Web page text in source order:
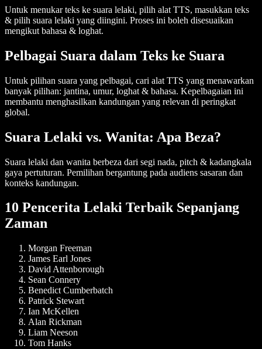
Untuk menukar teks ke suara lelaki, pilih alat TTS, masukkan teks
& pilih suara lelaki yang diingini. Proses ini boleh disesuaikan
mengikut bahasa & loghat.
Pelbagai Suara dalam Teks ke Suara
Untuk pilihan suara yang pelbagai, cari alat TTS yang menawarkan
banyak pilihan: jantina, umur, loghat & bahasa. Kepelbagaian ini
membantu menghasilkan kandungan yang relevan di peringkat
global.
Suara Lelaki vs. Wanita: Apa Beza?
Suara lelaki dan wanita berbeza dari segi nada, pitch & kadangkala
gaya pertuturan. Pemilihan bergantung pada audiens sasaran dan
konteks kandungan.
10 Pencerita Lelaki Terbaik Sepanjang
Zaman
Morgan Freeman
James Earl Jones
David Attenborough
Sean Connery
Benedict Cumberbatch
Patrick Stewart
Ian McKellen
Alan Rickman
Liam Neeson
Tom Hanks